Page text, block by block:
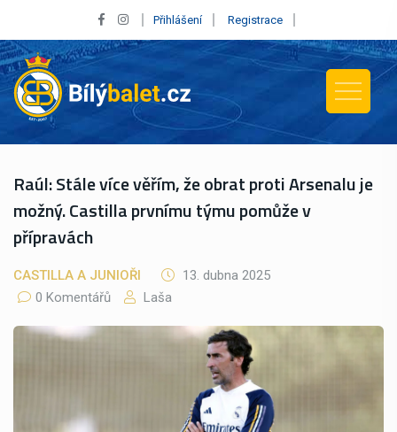
Přihlášení Registrace
Raúl: Stále více věřím, že obrat proti Arsenalu je
možný. Castilla prvnímu týmu pomůže v
přípravách
CASTILLA A JUNIOŘI
13. dubna 2025
0 Komentářů
Laša